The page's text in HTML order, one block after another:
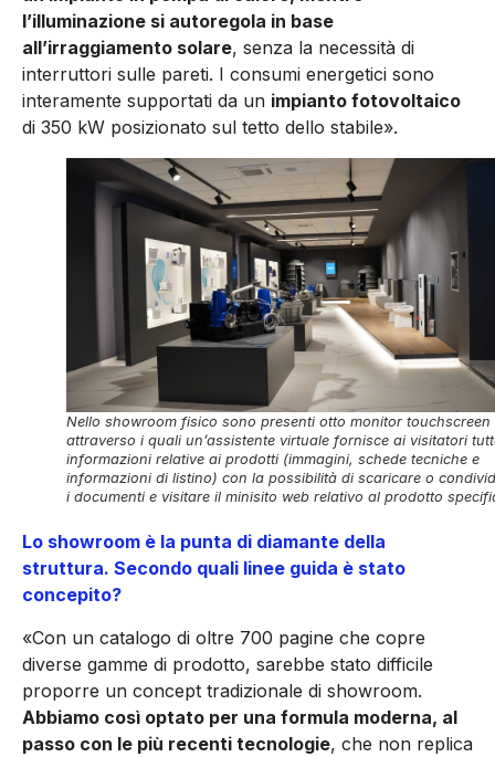
l’illuminazione si autoregola in base
all’irraggiamen­to solare, senza la necessità di
interruttori sulle pareti. I consumi energetici sono
interamente supportati da un impianto fotovol­taico
di 350 kW posizionato sul tetto dello stabile».
Nello showroom fisico sono presenti otto monitor touchscreen
attraverso i quali un’assistente virtuale fornisce ai visitatori
informazioni relative ai prodotti (immagini, schede tecniche e
informazioni di listino) con la possibilità di scaricare o
i documenti e visitare il minisito web relativo al prodotto
Lo showroom è la punta di diamante della
struttura. Secondo quali linee guida è stato
concepito?
«Con un catalogo di oltre 700 pagine che copre
diverse gamme di prodotto, sarebbe stato difficile
proporre un concept tradizio­nale di showroom.
Abbiamo così optato per una formula moderna, al
passo con le più recenti tecnologie, che non replica